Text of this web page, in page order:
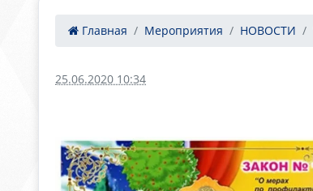
Главная Мероприятия НОВОСТИ
25.06.2020 10:34